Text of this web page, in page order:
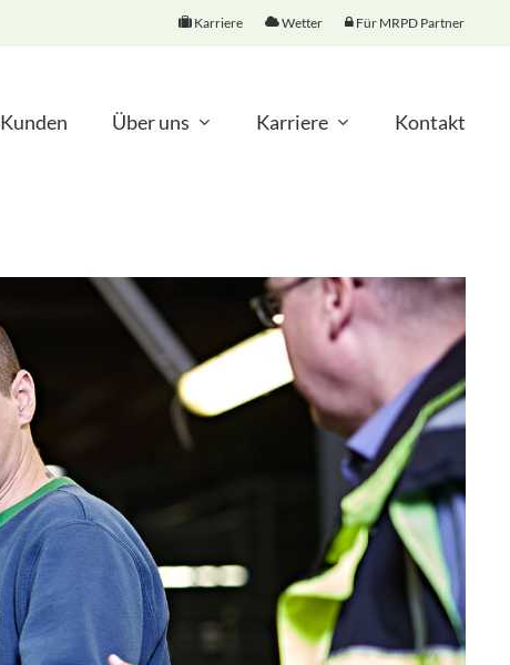
Karriere Wetter Für MRPD Partner
Kunden Über uns Karriere Kontakt